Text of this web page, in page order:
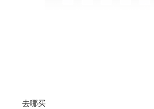
去哪买